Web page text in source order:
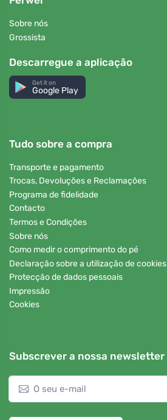
Sobre nós
Grossista
Descarregue a aplicação
Get it on
Google Play
Tudo sobre a compra
Transporte e pagamento
Trocas, Devoluções e Reclamações
Programa de fidelidade
Contacto
Termos e Condições
Sobre nós
Como medir o comprimento do pé
Declaração sobre a utilização de cookies
Protecção de dados pessoais
Impressão
Cookies
Subscrever a nossa newsletter